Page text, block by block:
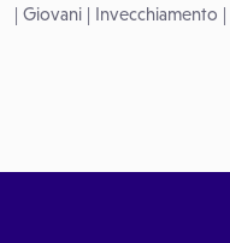
| Giovani | Invecchiamento |